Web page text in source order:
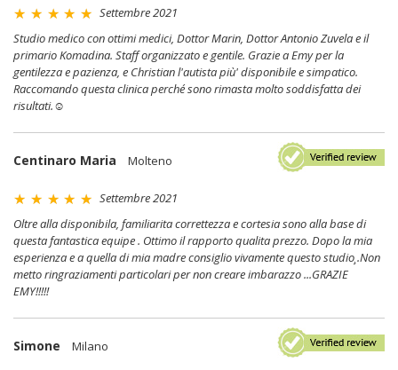
Settembre 2021
Studio medico con ottimi medici, Dottor Marin, Dottor Antonio Zuvela e il
primario Komadina. Staff organizzato e gentile. Grazie a Emy per la
gentilezza e pazienza, e Christian l'autista più' disponibile e simpatico.
Raccomando questa clinica perché sono rimasta molto soddisfatta dei
risultati.☺
Centinaro Maria Molteno
Settembre 2021
Oltre alla disponibila, familiarita correttezza e cortesia sono alla base di
questa fantastica equipe . Ottimo il rapporto qualita prezzo. Dopo la mia
esperienza e a quella di mia madre consiglio vivamente questo studio¸.Non
metto ringraziamenti particolari per non creare imbarazzo ...GRAZIE
EMY!!!!!
Simone Milano